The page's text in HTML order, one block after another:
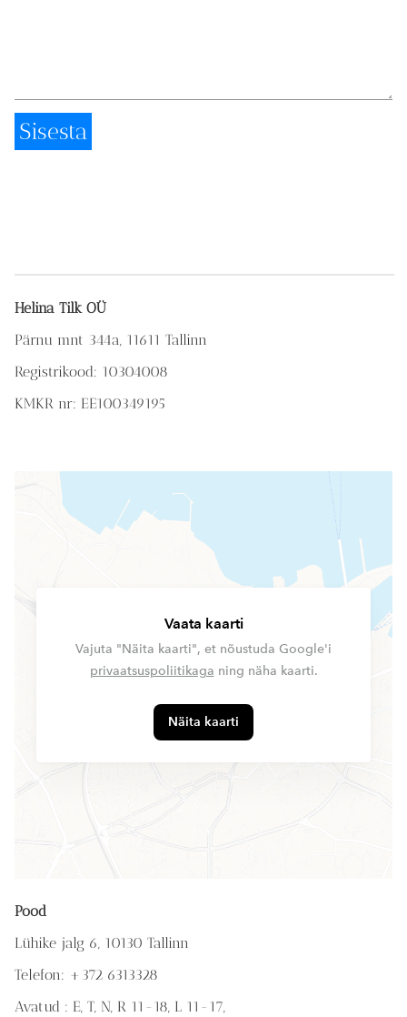
Helina Tilk OÜ
Pärnu mnt 344a, 11611 Tallinn
Registrikood: 10304008
KMKR nr: EE100349195
Vaata kaarti
Vajuta "Näita kaarti", et nõustuda Google'i
privaatsuspoliitikaga ning näha kaarti.
Näita kaarti
Pood
Lühike jalg 6, 10130 Tallinn
Telefon: +372 6313328
Avatud : E, T, N, R 11-18, L 11-17,